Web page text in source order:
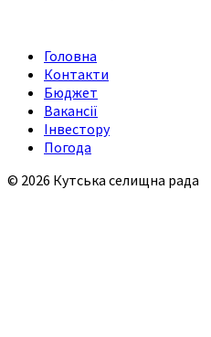
Головна
Контакти
Бюджет
Вакансії
Інвестору
Погода
© 2026 Кутська селищна рада